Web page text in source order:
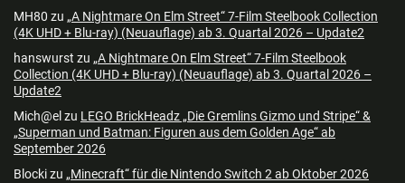
MH80 zu „A Nightmare On Elm Street“ 7-Film Steelbook Collection
(4K UHD + Blu-ray) (Neuauflage) ab 3. Quartal 2026 – Update2
hanswurst zu „A Nightmare On Elm Street“ 7-Film Steelbook
Collection (4K UHD + Blu-ray) (Neuauflage) ab 3. Quartal 2026 –
Update2
Mich@el zu LEGO BrickHeadz „Die Gremlins Gizmo und Stripe“ &
„Superman und Batman: Figuren aus dem Golden Age“ ab
September 2026
Blockizu „Minecraft“ für die Nintendo Switch 2 ab Oktober 2026